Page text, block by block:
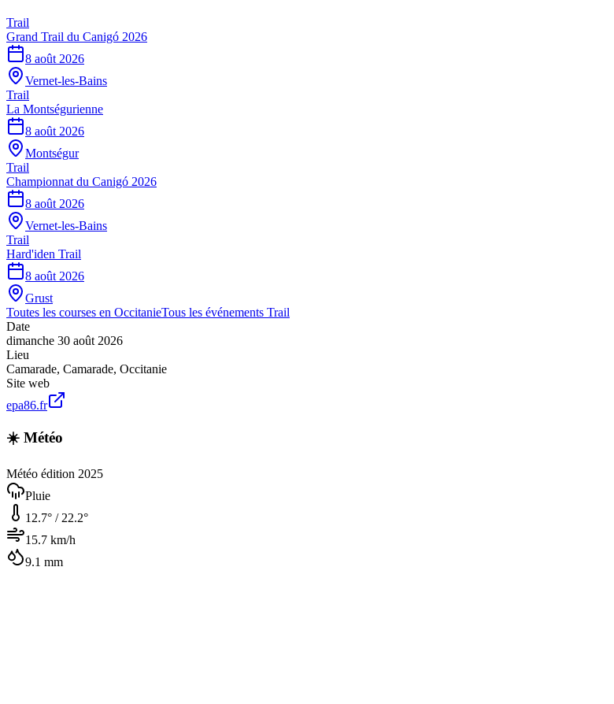
Trail
Grand Trail du Canigó 2026
8 août 2026
Vernet-les-Bains
Trail
La Montségurienne
8 août 2026
Montségur
Trail
Championnat du Canigó 2026
8 août 2026
Vernet-les-Bains
Trail
Hard'iden Trail
8 août 2026
Grust
Toutes les courses en OccitanieTous les événements Trail
Date
dimanche 30 août 2026
Lieu
Camarade, Camarade, Occitanie
Site web
epa86.fr
☀️ Météo
Météo édition 2025
Pluie
12.7° / 22.2°
15.7 km/h
9.1 mm